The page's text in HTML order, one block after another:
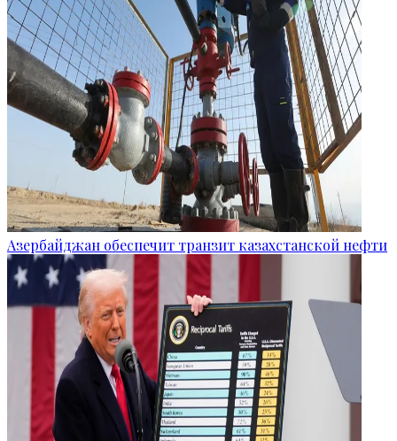
Азербайджан обеспечит транзит казахстанской нефти